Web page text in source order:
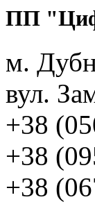
ПП
м.
вул.
+38
+38
+38